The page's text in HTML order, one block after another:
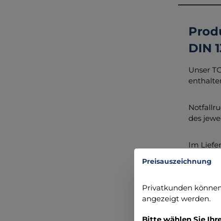
DIN
Unser
des
Im
Preisauszeichnung
Privatkunden
angezeigt werden.
Bitte wählen Sie